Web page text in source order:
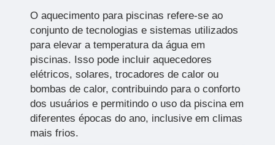
O aquecimento para piscinas refere-se ao
conjunto de tecnologias e sistemas utilizados
para elevar a temperatura da água em
piscinas. Isso pode incluir aquecedores
elétricos, solares, trocadores de calor ou
bombas de calor, contribuindo para o conforto
dos usuários e permitindo o uso da piscina em
diferentes épocas do ano, inclusive em climas
mais frios.